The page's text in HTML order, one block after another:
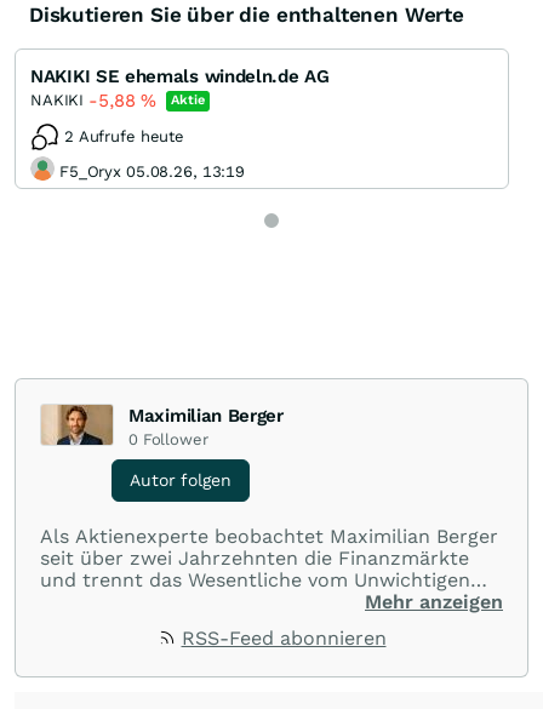
Diskutieren Sie über die enthaltenen Werte
NAKIKI SE ehemals windeln.de AG
NAKIKI -5,88% Aktie
2 Aufrufe heute
F5_Oryx 05.08.26, 13:19
Maximilian Berger
0 Follower
Autor folgen
Als Aktienexperte beobachtet Maximilian Berger
seit über zwei Jahrzehnten die Finanzmärkte
und trennt das Wesentliche vom Unwichtigen
und liefert wöchentlich klare, unabhängige
und Renditen liefern.
Mehr anzeigen
RSS-Feed abonnieren